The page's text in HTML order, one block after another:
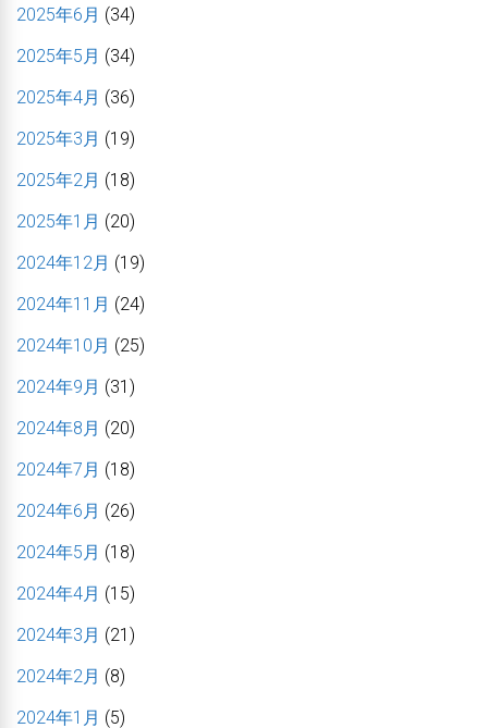
2025年6月 (34)
2025年5月 (34)
2025年4月 (36)
2025年3月 (19)
2025年2月 (18)
2025年1月 (20)
2024年12月 (19)
2024年11月 (24)
2024年10月 (25)
2024年9月 (31)
2024年8月 (20)
2024年7月 (18)
2024年6月 (26)
2024年5月 (18)
2024年4月 (15)
2024年3月 (21)
2024年2月 (8)
2024年1月 (5)